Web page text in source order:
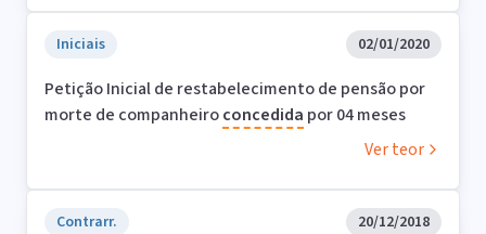
Iniciais 02/01/2020
Petição Inicial de restabelecimento de pensão por
morte de companheiroconcedida por 04 meses
Ver teor
Contrarr. 20/12/2018